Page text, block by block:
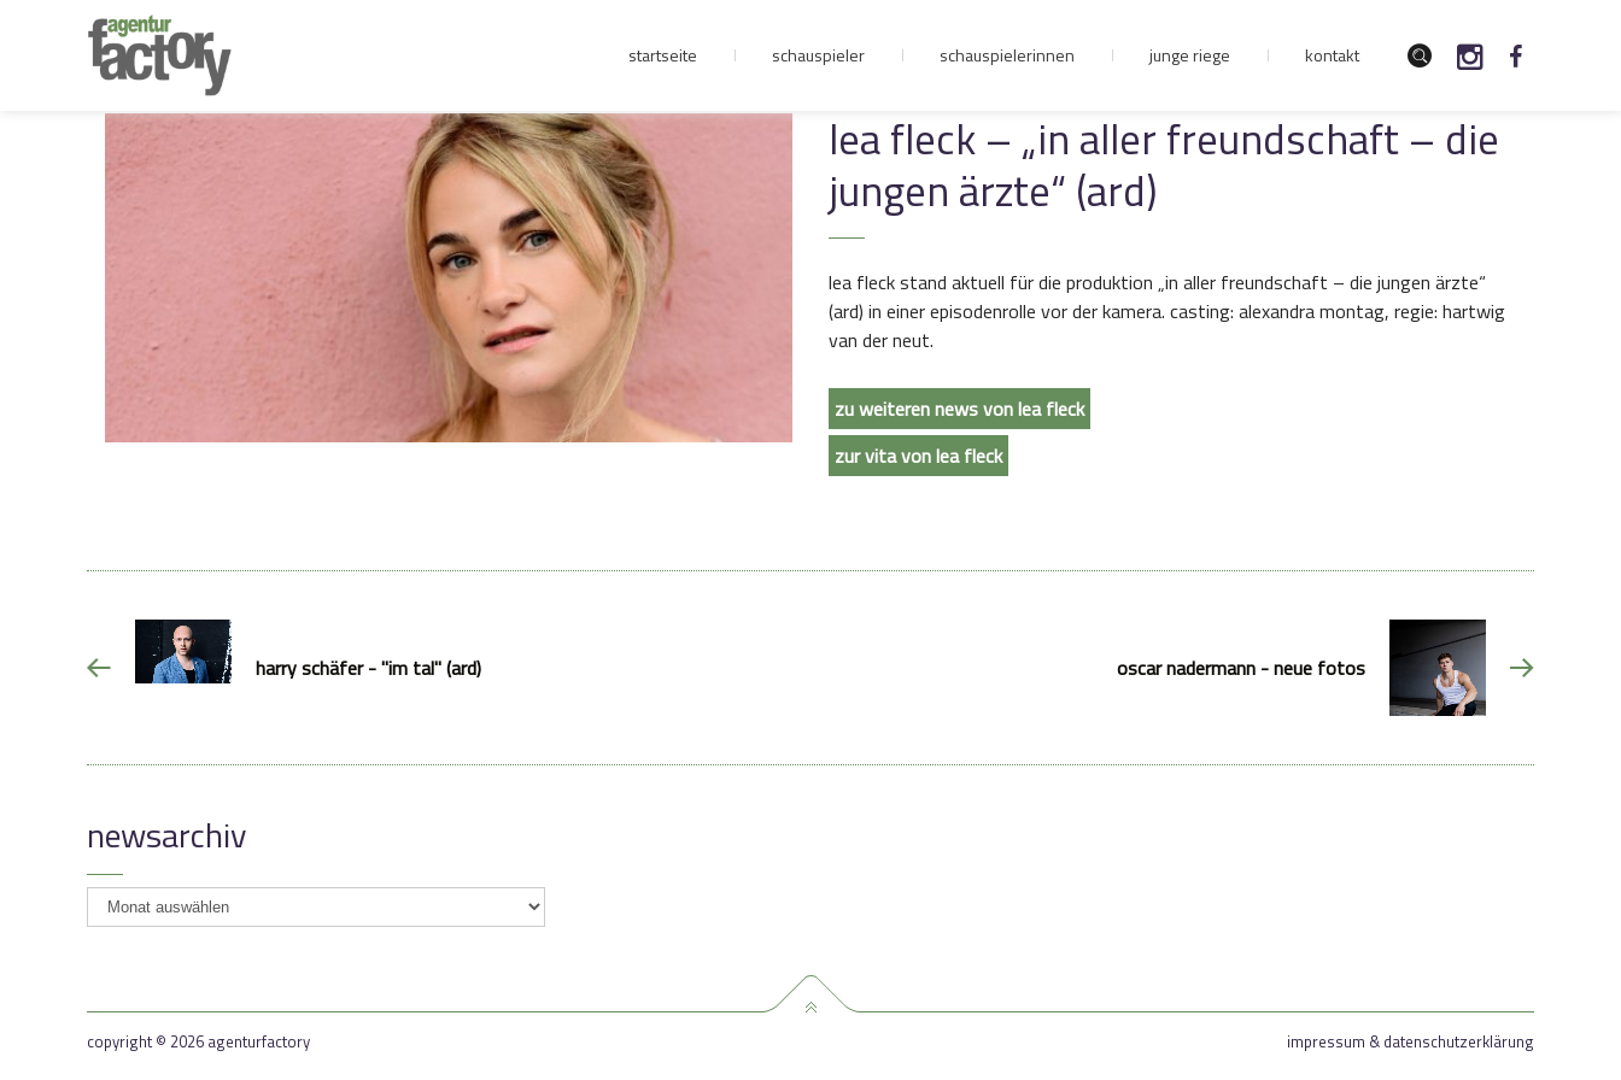
junge riege
kontakt
startseite schauspieler schauspielerinnen junge riege kontakt
lea fleck – „in aller freundschaft – die
jungen ärzte“ (ard)
lea fleck stand aktuell für die produktion „in aller freundschaft – die jungen ärzte“
(ard) in einer episodenrolle vor der kamera. casting: alexandra montag, regie: hartwig
van der neut.
zu weiteren news von lea fleck
zur vita von lea fleck
harry schäfer - "im tal" (ard) oscar nadermann - neue fotos
newsarchiv
newsarchiv
copyright © 2026 agenturfactory impressum & datenschutzerklärung